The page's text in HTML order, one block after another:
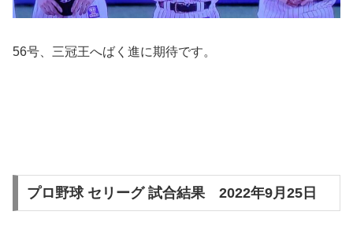
56号、三冠王へばく進に期待です。
プロ野球 セリーグ 試合結果 2022年9月25日